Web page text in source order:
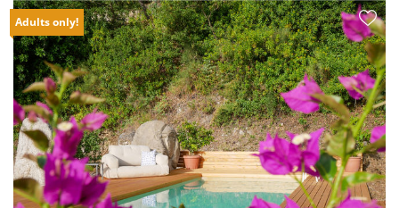
Adults only!